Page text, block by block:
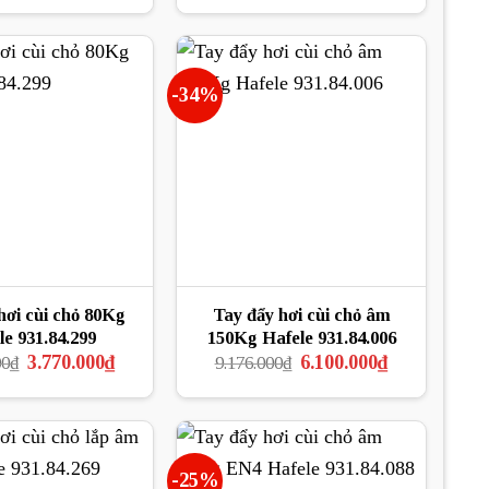
là:
tại
6.780.000₫.
là:
tại
1.479.750₫.
cùi chỏ 80Kg
931.84.299
₫ Giá
là:
3.770.000₫Giá
hiện
tại
3.770.000₫.
-34%
Tay đẩy hơi cùi chỏ âm
150Kg Hafele 931.84.006
9.176.000₫ Giá
là:
6.100.000₫Giá
hiện
tại
6.100.000₫.
-25%